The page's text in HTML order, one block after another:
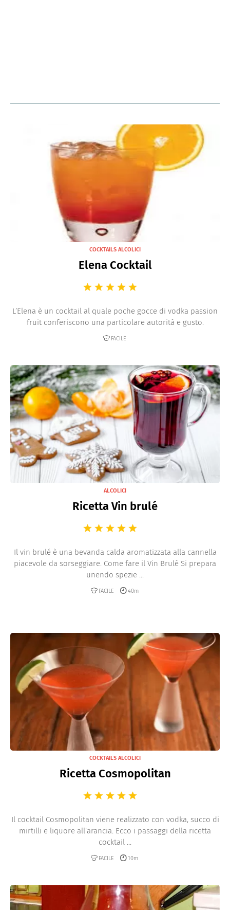
COCKTAILS ALCOLICI
Elena Cocktail
L’Elena è un cocktail al quale poche gocce di vodka passion
fruit conferiscono una particolare autorità e gusto.
FACILE
ALCOLICI
Ricetta Vin brulé
Il vin brulé è una bevanda calda aromatizzata alla cannella
piacevole da sorseggiare. Come fare il Vin Brulé Si prepara
unendo spezie ...
FACILE 40m
COCKTAILS ALCOLICI
Ricetta Cosmopolitan
Il cocktail Cosmopolitan viene realizzato con vodka, succo di
mirtilli e liquore all’arancia. Ecco i passaggi della ricetta
cocktail ...
FACILE 10m